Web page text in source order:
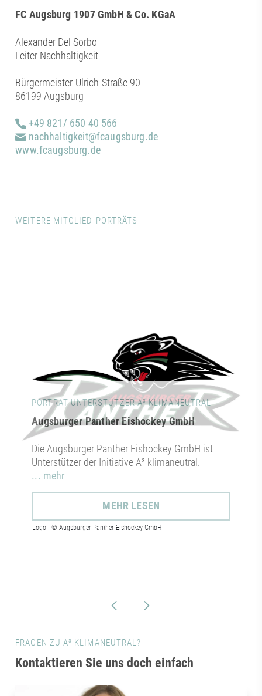
FC Augsburg 1907 GmbH & Co. KGaA
Alexander Del Sorbo
Leiter Nachhaltigkeit
Bürgermeister-Ulrich-Straße 90
86199 Augsburg
+49 821/ 650 40 566
nachhaltigkeit@fcaugsburg.de
www.fcaugsburg.de
WEITERE MITGLIED-PORTRÄTS
PORTRÄT UNTERSTÜTZER A³ KLIMANEUTRAL
Augsburger Panther Eishockey GmbH
Die Augsburger Panther Eishockey GmbH ist
Unterstützer der Initiative A³ klimaneutral.
... mehr
MEHR LESEN
FRAGEN ZU A³ KLIMANEUTRAL?
Kontaktieren Sie uns doch einfach